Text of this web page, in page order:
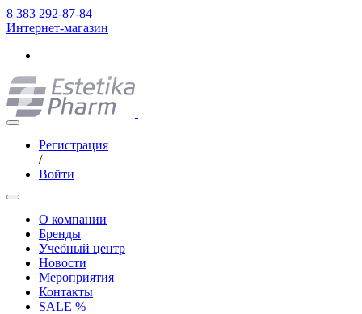
8 383 292-87-84
Интернет-магазин
Регистрация
/
Войти
О компании
Бренды
Учебный центр
Новости
Мероприятия
Контакты
SALE %